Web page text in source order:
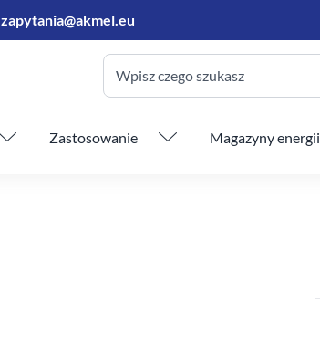
zapytania@akmel.eu
Wpisz czego szukasz
Zastosowanie Magazyny energii